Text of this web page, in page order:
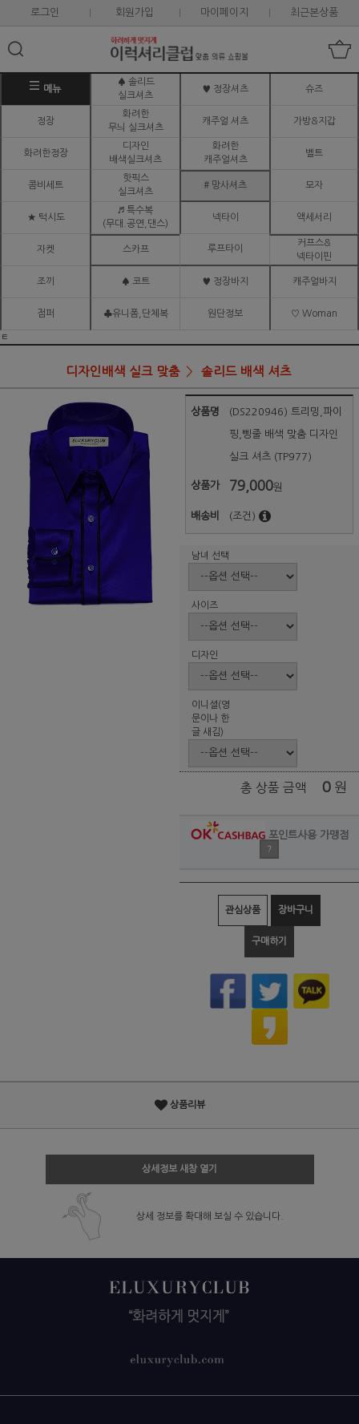
로그인 회원가입 마이페이지 최근본상품
메뉴
♠ 솔리드
실크셔츠
♥ 정장셔츠 슈즈
정장
화려한
무늬 실크셔츠
캐주얼 셔츠 가방&지갑
화려한정장
디자인
배색실크셔츠
화려한
캐주얼셔츠
벨트
콤비세트
핫픽스
실크셔츠
# 망사셔츠 모자
★ 턱시도
♬ 특수복
(무대.공연,댄스)
넥타이 액세서리
자켓 스카프 루프타이
커프스&
넥타이핀
조끼 ♠ 코트 ♥ 정장바지 캐주얼바지
점퍼 ♣유니폼,단체복 원단정보 ♡ Woman
ㅌ
디자인배색 실크 맞춤 솔리드 배색 셔츠
상품명 (DS220946) 트리밍,파이
핑,삥줄 배색 맞춤 디자인
실크 셔츠 (TP977)
상품가 79,000원
배송비 (조건)
남녀 선택
사이즈
디자인
이니셜(영
문이나 한
글 새김)
총 상품 금액 0 원
포인트사용 가맹점
?
관심상품 장바구니
구매하기
상품리뷰
상세정보 새창 열기
상세 정보를 확대해 보실 수 있습니다.